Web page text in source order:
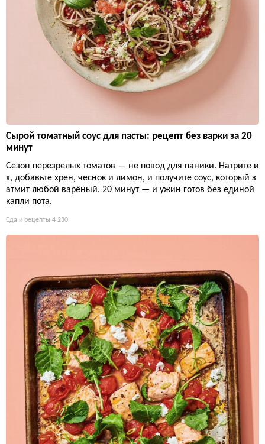
Сырой томатный соус для пасты: рецепт без варки за 20
минут
Сезон перезрелых томатов — не повод для паники. Натрите и
х, добавьте хрен, чеснок и лимон, и получите соус, который з
атмит любой варёный. 20 минут — и ужин готов без единой
капли пота.
Еда и рецепты 4 230